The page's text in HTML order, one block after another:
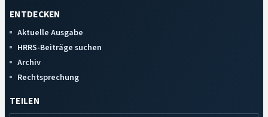
ENTDECKEN
Aktuelle Ausgabe
HRRS-Beiträge suchen
Archiv
Rechtsprechung
TEILEN